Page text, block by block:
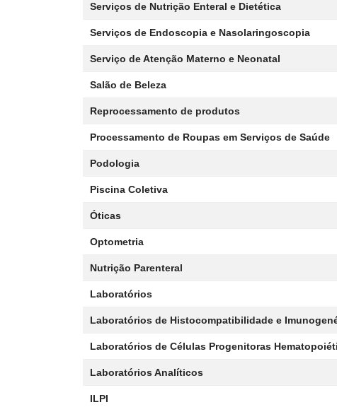
Serviços de Nutrição Enteral e Dietética
Serviços de Endoscopia e Nasolaringoscopia
Serviço de Atenção Materno e Neonatal
Salão de Beleza
Reprocessamento de produtos
Processamento de Roupas em Serviços de Saúde
Podologia
Piscina Coletiva
Óticas
Optometria
Nutrição Parenteral
Laboratórios
Laboratórios de Histocompatibilidade e
Laboratórios de Células Progenitoras
Laboratórios Analíticos
ILPI